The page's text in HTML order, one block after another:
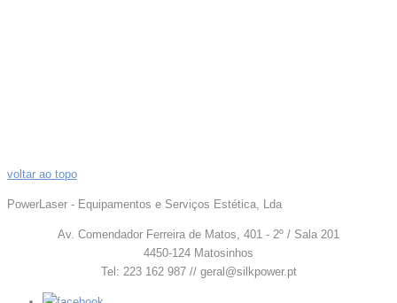
voltar ao topo
PowerLaser - Equipamentos e Serviços Estética, Lda
Av. Comendador Ferreira de Matos, 401 - 2º / Sala 201
4450-124 Matosinhos
Tel: 223 162 987 // geral@silkpower.pt